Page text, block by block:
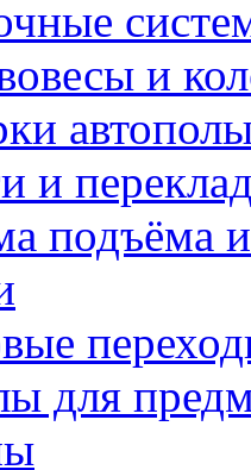
и
и
подъёма
для